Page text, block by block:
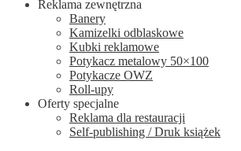
Reklama zewnętrzna
Banery
Kamizelki odblaskowe
Kubki reklamowe
Potykacz metalowy 50×100
Potykacze OWZ
Roll-upy
Oferty specjalne
Reklama dla restauracji
Self-publishing / Druk książek